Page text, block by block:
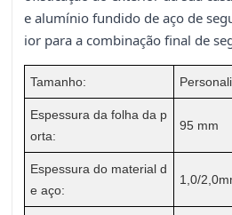
e alumínio fundido de aço de
ior para a combinação final de
Tamanho:
Espessura da folha da p
orta:
95 mm
Espessura do material d
e aço:
1,0/